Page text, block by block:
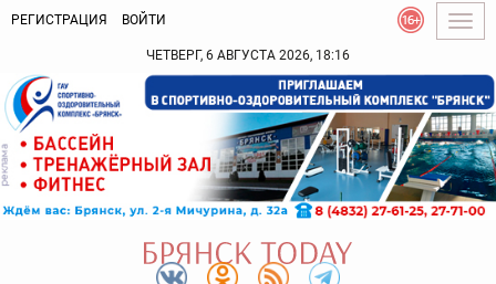
РЕГИСТРАЦИЯ ВОЙТИ
ЧЕТВЕРГ, 6 АВГУСТА 2026, 18:16